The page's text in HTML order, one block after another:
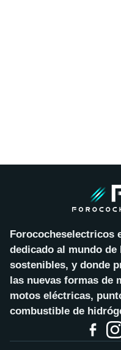
Forococheselectricos
dedicado al mundo
sostenibles, y donde
las nuevas formas de
motos eléctricas,
combustible de